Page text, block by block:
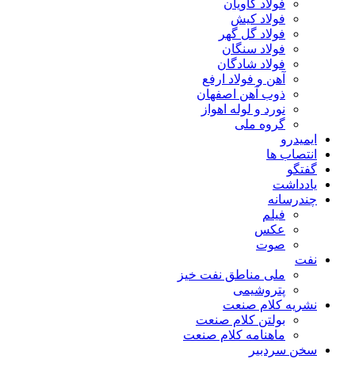
فولاد کاویان
فولاد کیش
فولاد گل گهر
فولاد سنگان
فولاد شادگان
آهن و فولاد ارفع
ذوب آهن اصفهان
نورد و لوله اهواز
گروه ملی
ایمیدرو
انتصاب ها
گفتگو
یادداشت
چندرسانه
فیلم
عکس
صوت
نفت
ملی مناطق نفت خیز
پتروشیمی
نشریه کلام صنعت
بولتن کلام صنعت
ماهنامه کلام صنعت
سخن سردبیر